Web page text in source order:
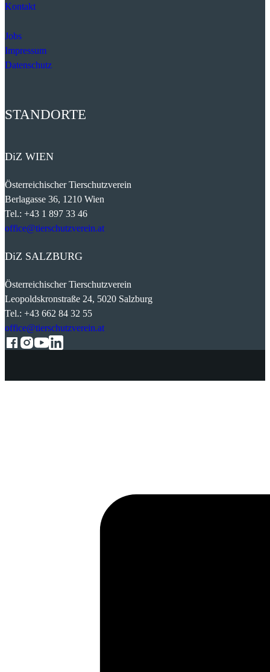
Kontakt
Jobs
Impressum
Datenschutz
STANDORTE
DiZ WIEN
Österreichischer Tierschutzverein
Berlagasse 36, 1210 Wien
Tel.: +43 1 897 33 46
office@tierschutzverein.at
DiZ SALZBURG
Österreichischer Tierschutzverein
Leopoldskronstraße 24, 5020 Salzburg
Tel.: +43 662 84 32 55
office@tierschutzverein.at
Follow us on Facebook
Follow us on Instagram
Follow us on YouTube
Follow us on LinkedIn